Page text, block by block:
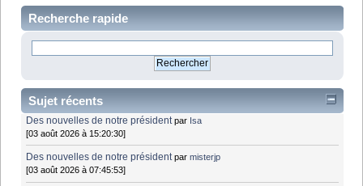
Recherche rapide
Sujet récents
Des nouvelles de notre président par Isa
[03 août 2026 à 15:20:30]
Des nouvelles de notre président parmisterjp
[03 août 2026 à 07:45:53]